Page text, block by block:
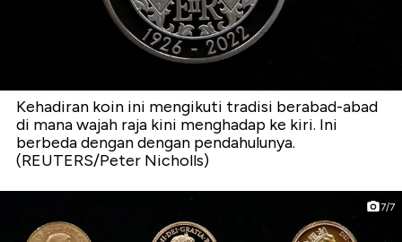
Kehadiran koin ini mengikuti tradisi berabad-abad
di mana wajah raja kini menghadap ke kiri. Ini
berbeda dengan dengan pendahulunya.
(REUTERS/Peter Nicholls)
7/7